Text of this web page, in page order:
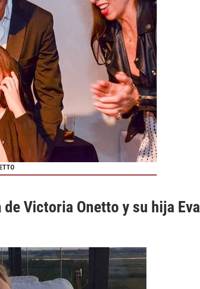
Victoria Onetto y su hija Eva